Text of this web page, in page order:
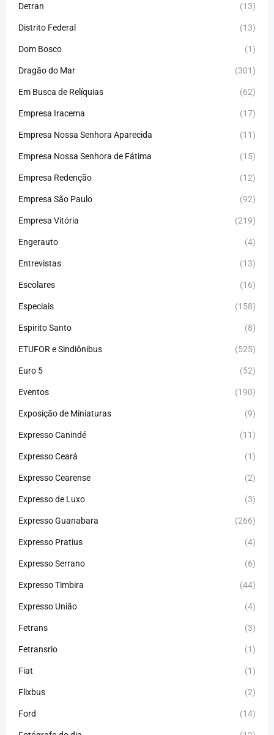
Detran (13)
Distrito Federal (13)
Dom Bosco (1)
Dragão do Mar (301)
Em Busca de Relíquias (62)
Empresa Iracema (17)
Empresa Nossa Senhora Aparecida (11)
Empresa Nossa Senhora de Fátima (15)
Empresa Redenção (12)
Empresa São Paulo (92)
Empresa Vitória (219)
Engerauto (4)
Entrevistas (13)
Escolares (16)
Especiais (158)
Espirito Santo (8)
ETUFOR e Sindiônibus (525)
Euro 5 (52)
Eventos (190)
Exposição de Miniaturas (9)
Expresso Canindé (11)
Expresso Ceará (1)
Expresso Cearense (2)
Expresso de Luxo (3)
Expresso Guanabara (266)
Expresso Pratius (4)
Expresso Serrano (6)
Expresso Timbira (44)
Expresso União (4)
Fetrans (3)
Fetransrio (1)
Fiat (1)
Flixbus (2)
Ford (14)